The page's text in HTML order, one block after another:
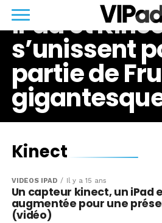
iPad et
s’unissent
partie de
Kinect
VIDÉOS IPAD Il y a 15 ans
Un capteur kinect, un iPad
augmentée pour une
(vidéo)